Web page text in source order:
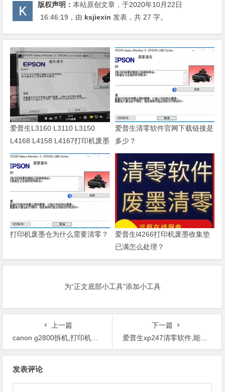
版权声明：本站原创文章，于2020年10月22日
16:46:19 ，由 ksjiexin 发表，共 27 字。
爱普生L3160 L3110 L3150
L4168 L4158 L4167打印机废墨
清零软件
爱普生清零软件官网下载链接是
多少？
打印机废墨仓为什么需要清零？
爱普生l4266打印机废墨收集垫
已满怎么处理？
为“正文底部小工具”添加小工具
上一篇
canon g2800拆机,打印机清零只需要软件处理，但是一定要正版软件。
下一篇
爱普生xp247清零软件,能不能修好不用换机器啊？
发表评论